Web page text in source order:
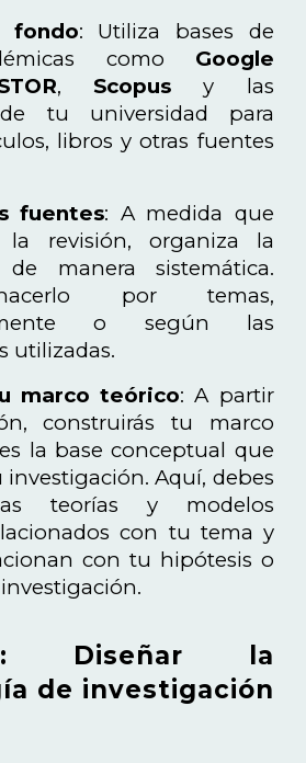
fondo: Utiliza bases de
como Google
, Scopus y las
tu universidad para
libros y otras fuentes
fuentes: A medida que
la revisión, organiza la
de manera sistemática.
por temas,
o según las
utilizadas.
marco teórico: A partir
construirás tu marco
la base conceptual que
investigación. Aquí, debes
teorías y modelos
con tu tema y
con tu hipótesis o
Diseñar la
de investigación